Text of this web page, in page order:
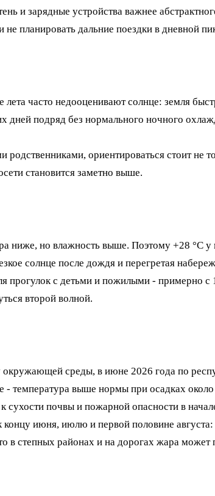
и зарядные устройства важнее
планировать дальние поездки в дневной
часто недооценивают солнце: земля
подряд без нормального ночного
ориентироваться стоит не
становится заметно выше.
ниже, но влажность выше. Поэтому +28 °C
солнце после дождя и перегретая
прогулок с детьми и пожилыми - примерно
второй волной.
среды, в июне 2026 года по
температура выше нормы при осадках
почвы и пожарной опасности в
июня, июлю и первой половине
в степных районах и на дорогах жара может